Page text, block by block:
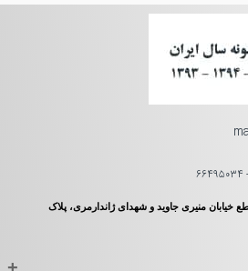
خیابان منیری جاوید و شهدای ژاندارمری، پلاک